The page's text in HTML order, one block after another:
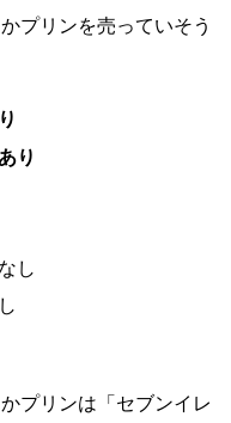
プリンを売っていそう
り
し
プリンは「セブンイレ